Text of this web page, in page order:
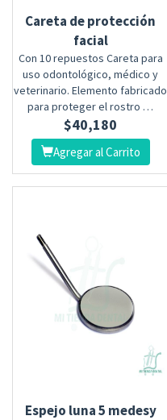
Careta de protección
facial
Con 10 repuestos Careta para
uso odontológico, médico y
veterinario. Elemento fabricado
para proteger el rostro …
$40,180
Agregar al Carrito
Espejo luna 5 medesy